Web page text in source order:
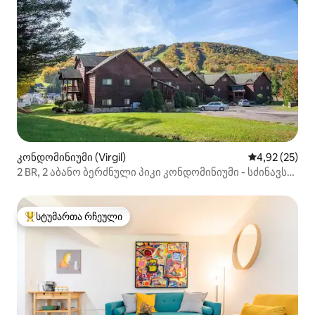
კონდომინიუმი (Virgil) საშუალო
4,92 (25)
2 BR, 2 აბანო ბერძნული პიკი კონდომინიუმი - სძინავს
სტუმართა რჩეული მოწინავე ვარიანტი
სტუმართა რჩეული